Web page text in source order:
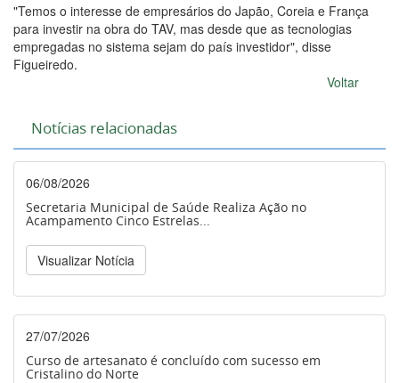
"Temos o interesse de empresários do Japão, Coreia e França
para investir na obra do TAV, mas desde que as tecnologias
empregadas no sistema sejam do país investidor", disse
Figueiredo.
Voltar
Notícias relacionadas
06/08/2026
Secretaria Municipal de Saúde Realiza Ação no
Acampamento Cinco Estrelas...
Visualizar Notícia
27/07/2026
Curso de artesanato é concluído com sucesso em
Cristalino do Norte